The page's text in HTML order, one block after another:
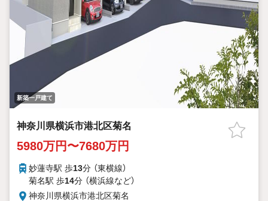
新築一戸建て
神奈川県横浜市港北区菊名
5980万円〜7680万円
妙蓮寺駅 歩13分 （東横線）
菊名駅 歩14分 （横浜線など）
神奈川県横浜市港北区菊名